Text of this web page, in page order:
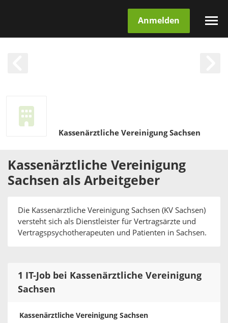
Anmelden
Kassenärztliche Vereinigung Sachsen
Kassenärztliche Vereinigung
Sachsen als Arbeitgeber
Die Kassenärztliche Vereinigung Sachsen (KV Sachsen)
versteht sich als Dienstleister für Vertragsärzte und
Vertragspsychotherapeuten und Patienten in Sachsen.
1 IT-Job bei Kassenärztliche Vereinigung
Sachsen
Kassenärztliche Vereinigung Sachsen